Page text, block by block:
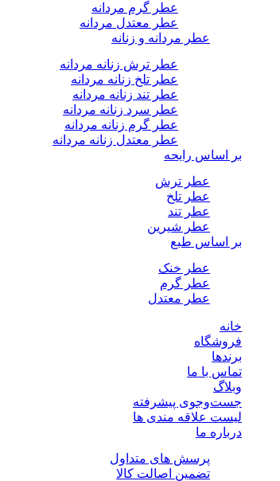
عطر گرم مردانه
عطر معتدل مردانه
عطر مردانه و زنانه
عطر ترش زنانه مردانه
عطر تلخ زنانه مردانه
عطر تند زنانه مردانه
عطر سرد زنانه مردانه
عطر گرم زنانه مردانه
عطر معتدل زنانه مردانه
بر اساس رایحه
عطر ترش
عطر تلخ
عطر تند
عطر شیرین
بر اساس طبع
عطر خنک
عطر گرم
عطر معتدل
خانه
فروشگاه
برندها
تماس با ما
وبلاگ
جست‌وجوی پیشرفته
لیست علاقه مندی ها
درباره ما
پرسش های متداول
تضمین اصالت کالا